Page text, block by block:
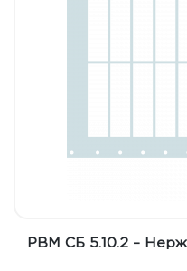
РВМ СБ 5.10.2 –